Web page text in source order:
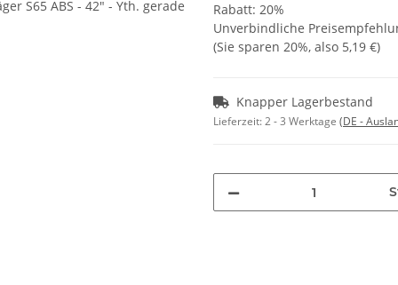
Rabatt: 20%
Unverbindliche
(Sie sparen 20%, also 5,19 €)
Knapper Lagerbestand
Lieferzeit:2 - 3 Werktage (DE -